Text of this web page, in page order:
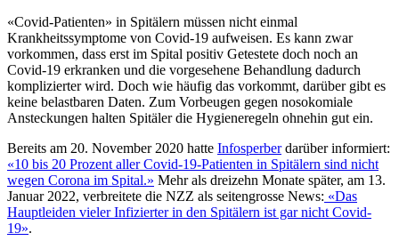
«Covid-Patienten» in Spitälern müssen nicht einmal
Krankheitssymptome von Covid-19 aufweisen. Es kann zwar
vorkommen, dass erst im Spital positiv Getestete doch noch an
Covid-19 erkranken und die vorgesehene Behandlung dadurch
komplizierter wird. Doch wie häufig das vorkommt, darüber gibt es
keine belastbaren Daten. Zum Vorbeugen gegen nosokomiale
Ansteckungen halten Spitäler die Hygieneregeln ohnehin gut ein.
Bereits am 20. November 2020 hatte Infosperberdarüber informiert:
«10 bis 20 Prozent aller Covid-19-Patienten in Spitälern sind nicht
wegen Corona im Spital.» Mehr als dreizehn Monate später, am 13.
Januar 2022, verbreitete die NZZ als seitengrosse News: «Das
Hauptleiden vieler Infizierter in den Spitälern ist gar nicht Covid-
19».